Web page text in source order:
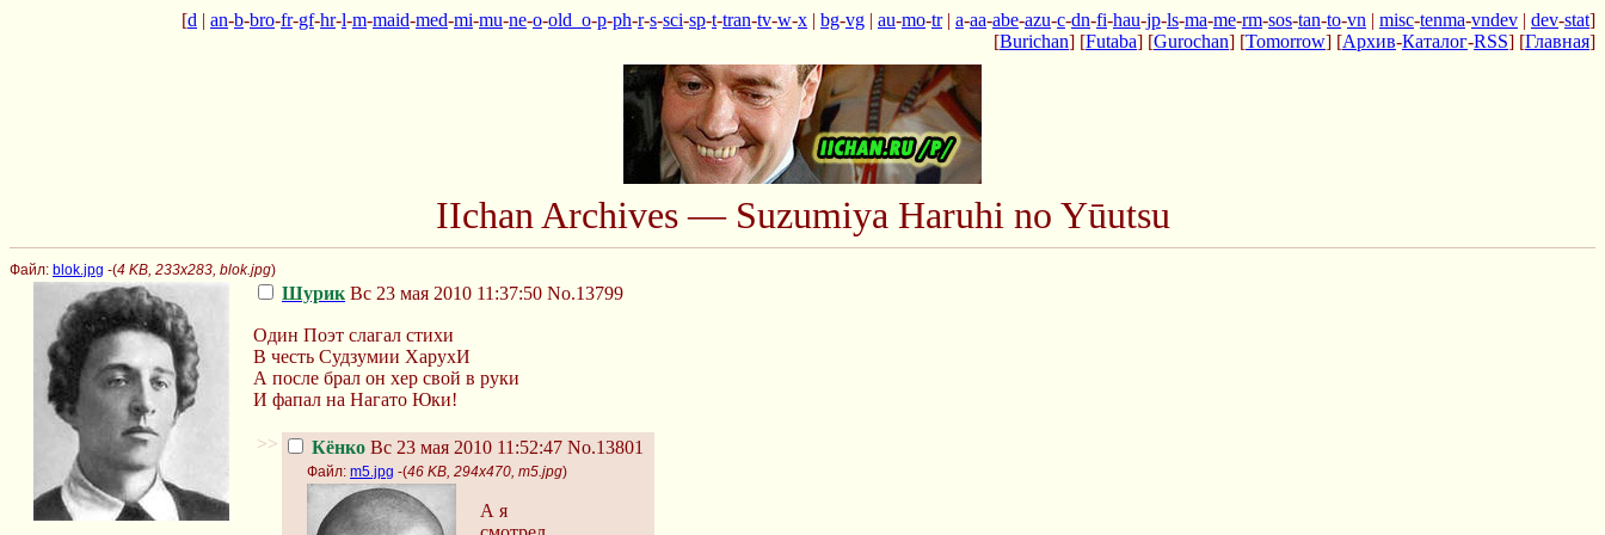
[d | an-b-bro-fr-gf-hr-l-m-maid-med-mi-mu-ne-o-old_o-p-ph-r-s-sci-sp-t-tran-tv-w-x | bg-vg | au-mo-tr| a-aa-abe-azu-c-dn-fi-hau-jp-ls-ma-me-rm-sos-tan-to-vn | misc-tenma-vndev | dev-stat]
[Burichan] [Futaba] [Gurochan] [Tomorrow] [Архив-Каталог-RSS] [Главная]
IIchan Archives — Suzumiya Haruhi no Yūutsu
Файл: blok.jpg -(4 KB, 233x283, blok.jpg)
Шурик Вс 23 мая 2010 11:37:50 No.13799
Один Поэт слагал стихи
В честь Судзумии ХарухИ
А после брал он хер свой в руки
И фапал на Нагато Юки!
>> Кёнко Вс 23 мая 2010 11:52:47 No.13801
Файл: m5.jpg -(46 KB, 294x470, m5.jpg)
А я